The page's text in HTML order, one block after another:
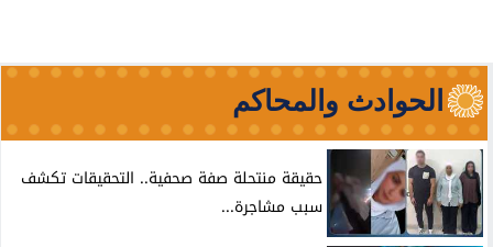
الحوادث والمحاكم
حقيقة منتحلة صفة صحفية.. التحقيقات تكشف
سبب مشاجرة...